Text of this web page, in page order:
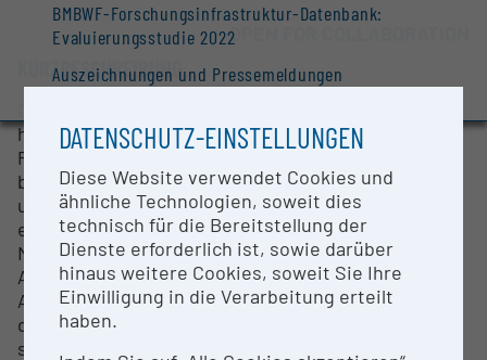
BMBWF-Forschungsinfrastruktur-Datenbank:
Evaluierungsstudie 2022
Auszeichnungen und Pressemeldungen
OPEN FOR COLLABORATION
KURZBESCHREIBUNG
höchstem Niveau in Bezug auf alle
Problemstellungen den Tunnelbau betreffend wie
beispielsweise die Weiterentwicklung bestehender
und Generierung neuer Vortriebstechniken. Es
ermöglicht den Einsatz und die Erprobung neuer
Materialien und Ausstattungsvarianten sowie die
Anwendung alternativer Tunnellüftungssysteme.
Auch für die gesamte Sicherheitstechnik, inklusive
der im Tunnel integrierten Löschsysteme, ergeben
sich völlig neue Perspektiven. Im Zuge eines
DATENSCHUTZ-EINSTELLUNGEN
Diese Website verwendet Cookies und
ähnliche Technologien, soweit dies
technisch für die Bereitstellung der
Dienste erforderlich ist, sowie darüber
hinaus weitere Cookies, soweit Sie Ihre
Einwilligung in die Verarbeitung erteilt
haben.